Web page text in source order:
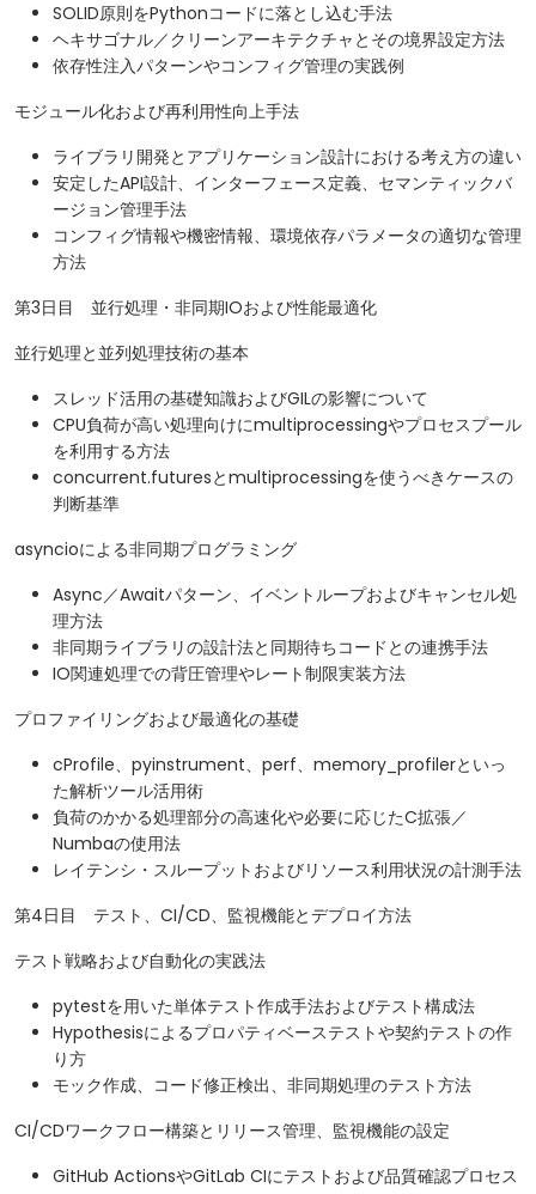
SOLID原則をPythonコードに落とし込む手法
ヘキサゴナル／クリーンアーキテクチャとその境界設定方法
依存性注入パターンやコンフィグ管理の実践例
モジュール化および再利用性向上手法
ライブラリ開発とアプリケーション設計における考え方の違い
安定したAPI設計、インターフェース定義、セマンティックバ
ージョン管理手法
コンフィグ情報や機密情報、環境依存パラメータの適切な管理
方法
第3日目 並行処理・非同期IOおよび性能最適化
並行処理と並列処理技術の基本
スレッド活用の基礎知識およびGILの影響について
CPU負荷が高い処理向けにmultiprocessingやプロセスプール
を利用する方法
concurrent.futuresとmultiprocessingを使うべきケースの
判断基準
asyncioによる非同期プログラミング
Async／Awaitパターン、イベントループおよびキャンセル処
理方法
非同期ライブラリの設計法と同期待ちコードとの連携手法
IO関連処理での背圧管理やレート制限実装方法
プロファイリングおよび最適化の基礎
cProfile、pyinstrument、perf、memory_profilerといっ
た解析ツール活用術
負荷のかかる処理部分の高速化や必要に応じたC拡張／
Numbaの使用法
レイテンシ・スループットおよびリソース利用状況の計測手法
第4日目 テスト、CI/CD、監視機能とデプロイ方法
テスト戦略および自動化の実践法
pytestを用いた単体テスト作成手法およびテスト構成法
Hypothesisによるプロパティベーステストや契約テストの作
り方
モック作成、コード修正検出、非同期処理のテスト方法
CI/CDワークフロー構築とリリース管理、監視機能の設定
GitHub ActionsやGitLab CIにテストおよび品質確認プロセス